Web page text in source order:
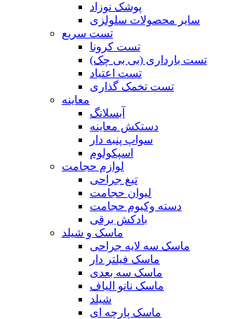
پوشک نوزاد
سایر محصولات سلولزی
تست سریع
تست کرونا
تست بارداری (بی بی چک)
تست اعتیاد
تست تخمک گذاری
معاینه
آبسلانگ
دستکش معاینه
سواپ پنبه دار
اسپکولوم
لوازم حجامت
تیغ جراحی
لیوان حجامت
دسته وکیوم حجامت
بادکش برقی
ماسک و شیلد
ماسک سه لایه جراحی
ماسک فیلتر دار
ماسک سه بعدی
ماسک نانو الیاف
شیلد
ماسک پارچه ای